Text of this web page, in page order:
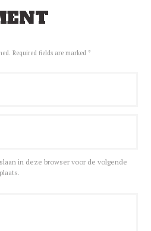
Required fields are marked *
in deze browser voor de volgende